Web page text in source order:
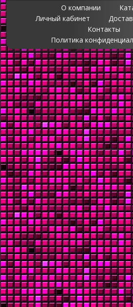
О компании
Личный кабинет
Контакты
Политика